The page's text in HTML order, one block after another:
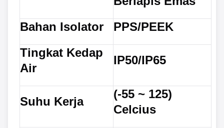
Bahan Isolator
PPS/PEEK
Tingkat Kedap
Air
IP50/IP65
Suhu Kerja
(-55 ~ 125)
Celcius